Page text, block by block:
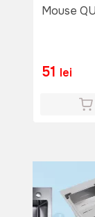
Du: 08:00 -
Mouse
51 lei